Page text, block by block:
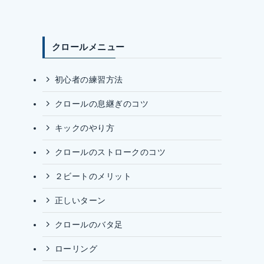
クロールメニュー
初心者の練習方法
クロールの息継ぎのコツ
キックのやり方
クロールのストロークのコツ
２ビートのメリット
正しいターン
クロールのバタ足
ローリング